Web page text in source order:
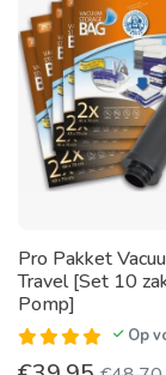
Pro Pakket
Travel [Set 10
Pomp]
Op